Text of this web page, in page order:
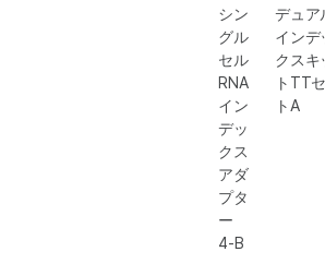
シン
グル
セル
RNA
イン
デッ
クス
アダ
プタ
ー
4-B
デュア
インデ
クスキ
トTT
トA